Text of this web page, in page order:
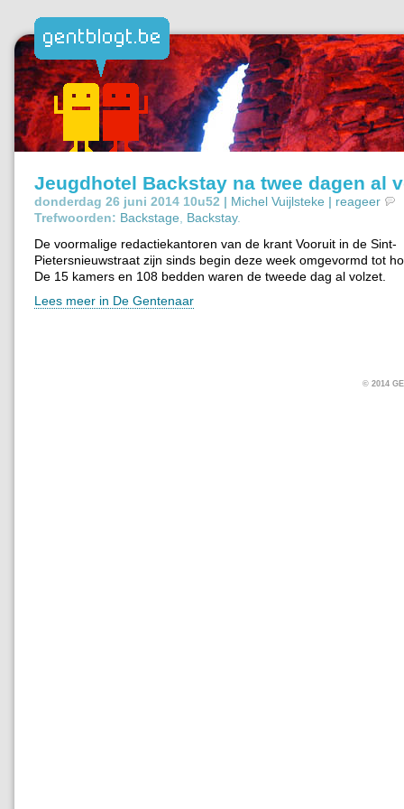
Jeugdhotel Backstay na twee dagen al
donderdag 26 juni 2014 10u52 | Michel Vuijlsteke | reageer
Trefwoorden: Backstage Backstay.
De voormalige redactiekantoren van de krant Vooruit in de Sint-
Pietersnieuwstraat zijn sinds begin deze week omgevormd tot
De 15 kamers en 108 bedden waren de tweede dag al volzet.
Lees meer in De Gentenaar
© 2014